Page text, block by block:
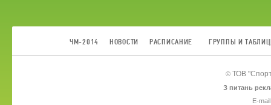
ЧМ-2014 НОВОСТИ РАСПИСАНИЕ ГРУППЫ И
© ТОВ
З питань
E-